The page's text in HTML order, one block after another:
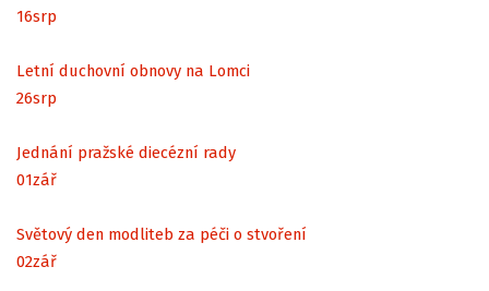
16srp
Letní duchovní obnovy na Lomci
26srp
Jednání pražské diecézní rady
01zář
Světový den modliteb za péči o stvoření
02zář